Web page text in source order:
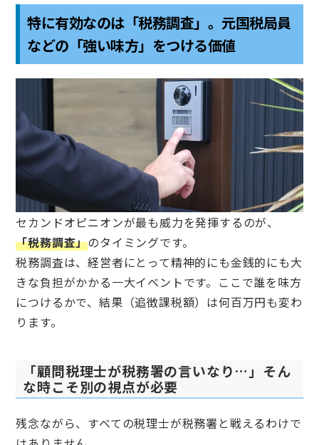
特に有効なのは「税務調査」。元国税局員
などの「強い味方」をつける価値
セカンドオピニオンが最も威力を発揮するのが、
「税務調査」のタイミングです。
税務調査は、経営者にとって精神的にも金銭的にも大
きな負担がかかる一大イベントです。ここで誰を味方
につけるかで、結果（追徴課税額）は何百万円も変わ
ります。
「顧問税理士が税務署の言いなり…」そん
な時こそ別の視点が必要
残念ながら、すべての税理士が税務署と戦えるわけで